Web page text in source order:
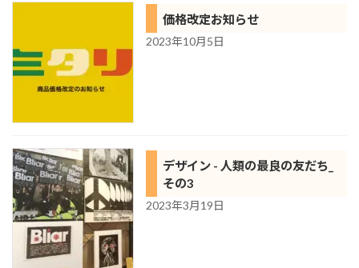
価格改定お知らせ
2023年10月5日
デザイン - 人類の最良の友だち_
その3
2023年3月19日